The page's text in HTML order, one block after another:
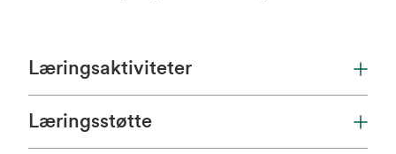
Læringsaktiviteter
Læringsstøtte